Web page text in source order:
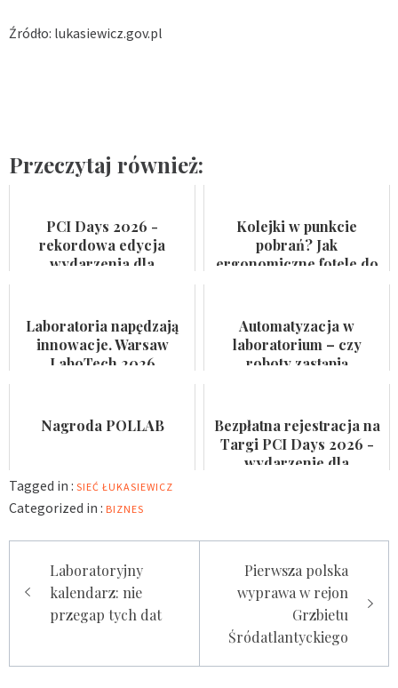
Źródło: lukasiewicz.gov.pl
Przeczytaj również:
PCI Days 2026 -
rekordowa edycja
wydarzenia dla
kosmetycznego i
suplemen...
Kolejki w punkcie
pobrań? Jak
ergonomiczne fotele do
pacjentów
Laboratoria napędzają
innowacje. Warsaw
LaboTech 2026
Automatyzacja w
laboratorium – czy
roboty zastąpią
Nagroda POLLAB
Bezpłatna rejestracja na
Targi PCI Days 2026 -
wydarzenie dla
Tagged in : SIEĆ ŁUKASIEWICZ
Categorized in : BIZNES
Nawigacja
wpisu
Laboratoryjny
kalendarz: nie
przegap tych dat
Pierwsza polska
wyprawa w rejon
Grzbietu
Śródatlantyckiego